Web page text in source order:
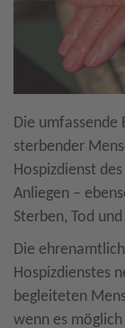
Die umfassende
sterbender
Hospizdienst
Anliegen –
Sterben, Tod und
Die
Hospizdienstes
begleiteten
wenn es